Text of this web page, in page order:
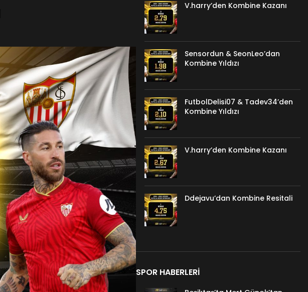
V.harry’den Kombine Kazanı
Sensordun & SeonLeo’dan
Kombine Yıldızı
FutbolDelisi07 & Tadev34’den
Kombine Yıldızı
V.harry’den Kombine Kazanı
Ddejavu’dan Kombine Resitali
SPOR HABERLERI